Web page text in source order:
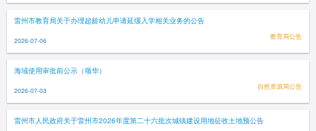
雷州市教育局关于办理超龄幼儿申请延缓入学相关业务的公告
2026-07-06 教育局公告
海域使用审批前公示（颂华）
2026-07-03 自然资源局公告
雷州市人民政府关于雷州市2026年度第二十六批次城镇建设用地征收土地预公告